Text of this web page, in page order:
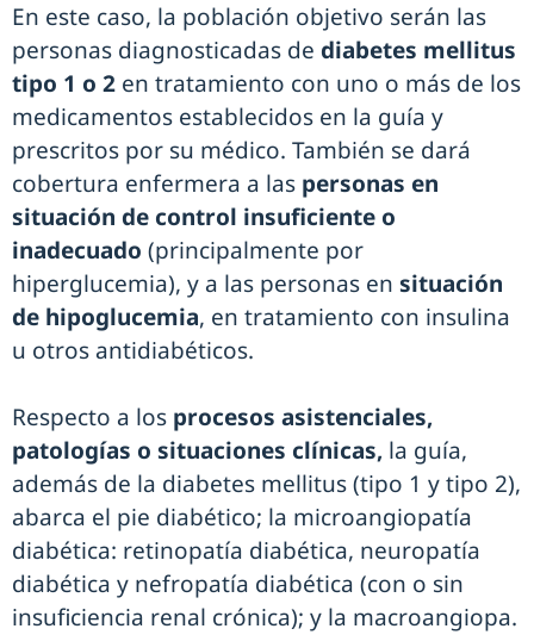
En este caso, la población objetivo serán las
personas diagnosticadas de diabetes mellitus
tipo 1 o 2 en tratamiento con uno o más de los
medicamentos establecidos en la guía y
prescritos por su médico. También se dará
cobertura enfermera a las personas en
situación de control insuficiente o
inadecuado (principalmente por
hiperglucemia), y a las personas en situación
de hipoglucemia, en tratamiento con insulina
u otros antidiabéticos.
Respecto a los procesos asistenciales,
patologías o situaciones clínicas, la guía,
además de la diabetes mellitus (tipo 1 y tipo 2),
abarca el pie diabético; la microangiopatía
diabética: retinopatía diabética, neuropatía
diabética y nefropatía diabética (con o sin
insuficiencia renal crónica); y la macroangiopa.